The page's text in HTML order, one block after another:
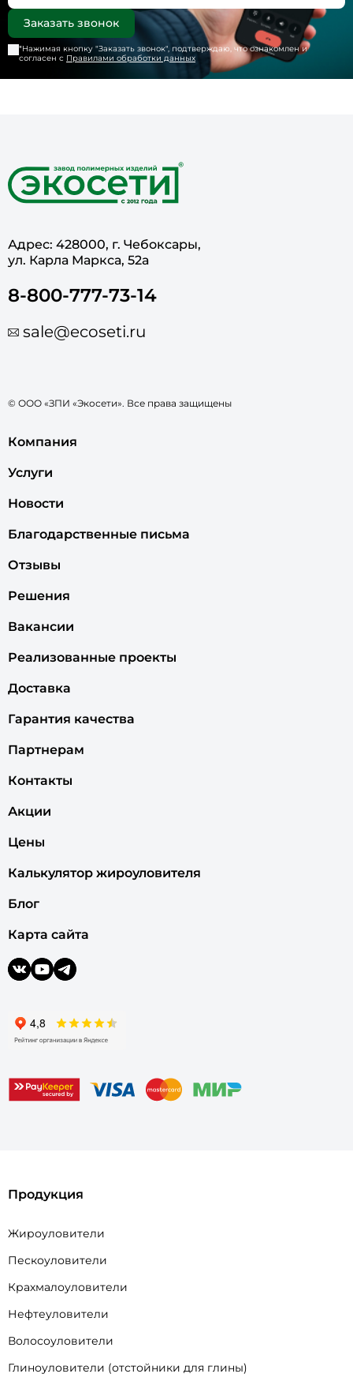
*Нажимая кнопку "Заказать звонок", подтверждаю, что ознакомлен и
согласен с Правилами обработки данных
Адрес: 428000, г. Чебоксары,
ул. Карла Маркса, 52а
8-800-777-73-14
sale@ecoseti.ru
© ООО «ЗПИ «Экосети». Все права защищены
Компания
Услуги
Новости
Благодарственные письма
Отзывы
Решения
Вакансии
Реализованные проекты
Доставка
Гарантия качества
Партнерам
Контакты
Акции
Цены
Калькулятор жироуловителя
Блог
Карта сайта
Продукция
Жироуловители
Пескоуловители
Крахмалоуловители
Нефтеуловители
Волосоуловители
Глиноуловители (отстойники для глины)